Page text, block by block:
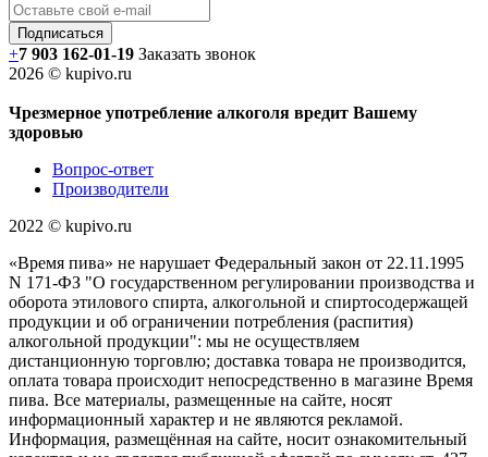
+7 903 162-01-19 Заказать звонок
2026 © kupivo.ru
Чрезмерное употребление алкоголя вредит Вашему
здоровью
Вопрос-ответ
Производители
2022 ©️ kupivo.ru
«Время пива» не нарушает Федеральный закон от 22.11.1995
N 171-ФЗ "О государственном регулировании производства и
оборота этилового спирта, алкогольной и спиртосодержащей
продукции и об ограничении потребления (распития)
алкогольной продукции": мы не осуществляем
дистанционную торговлю; доставка товара не производится,
оплата товара происходит непосредственно в магазине Время
пива. Все материалы, размещенные на сайте, носят
информационный характер и не являются рекламой.
Информация, размещённая на сайте, носит ознакомительный